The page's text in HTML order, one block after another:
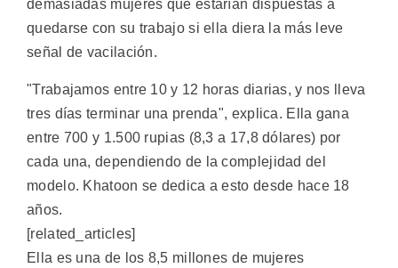
demasiadas mujeres que estarían dispuestas a
quedarse con su trabajo si ella diera la más leve
señal de vacilación.
"Trabajamos entre 10 y 12 horas diarias, y nos lleva
tres días terminar una prenda", explica. Ella gana
entre 700 y 1.500 rupias (8,3 a 17,8 dólares) por
cada una, dependiendo de la complejidad del
modelo. Khatoon se dedica a esto desde hace 18
años.
[related_articles]
Ella es una de los 8,5 millones de mujeres